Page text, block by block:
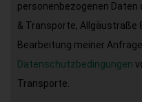
personenbezogenen Daten
& Transporte, Allgäustraße
Bearbeitung meiner
Datenschutzbedingungen
Transporte.